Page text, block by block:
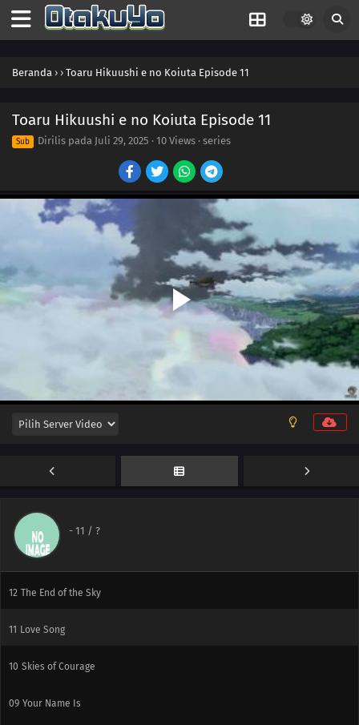
Beranda › › Toaru Hikuushi e no Koiuta Episode 11
Toaru Hikuushi e no Koiuta Episode 11
Sub Dirilis pada Juli 29, 2025 · 10 Views · series
- 11 / ?
The Sky Where You Are
12 The End of the Sky
11 Love Song
10 Skies of Courage
09 Your Name Is